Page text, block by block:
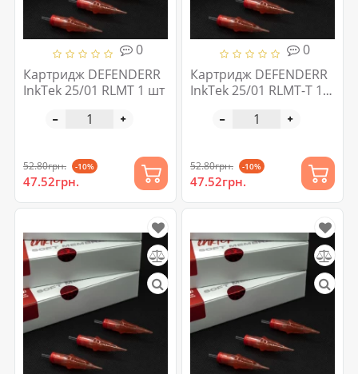
0
Картридж DEFENDERR
InkTek 25/01 RLMT 1 шт
52.80грн. -10%
47.52грн.
0
Картридж DEFENDERR
InkTek 25/01 RLMT-T 1
52.80грн. -10%
47.52грн.